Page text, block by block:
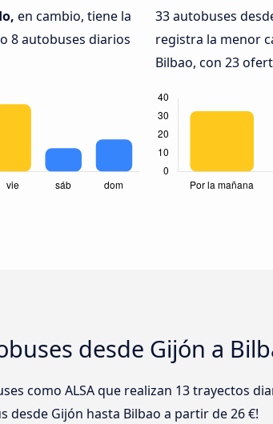
en cambio, tiene la
8 autobuses diarios
33 autobuses
registra la menor
Bilbao, con 23
desde Gijón a
como ALSA que realizan 13 trayectos
desde Gijón hasta Bilbao a partir de 26 €!